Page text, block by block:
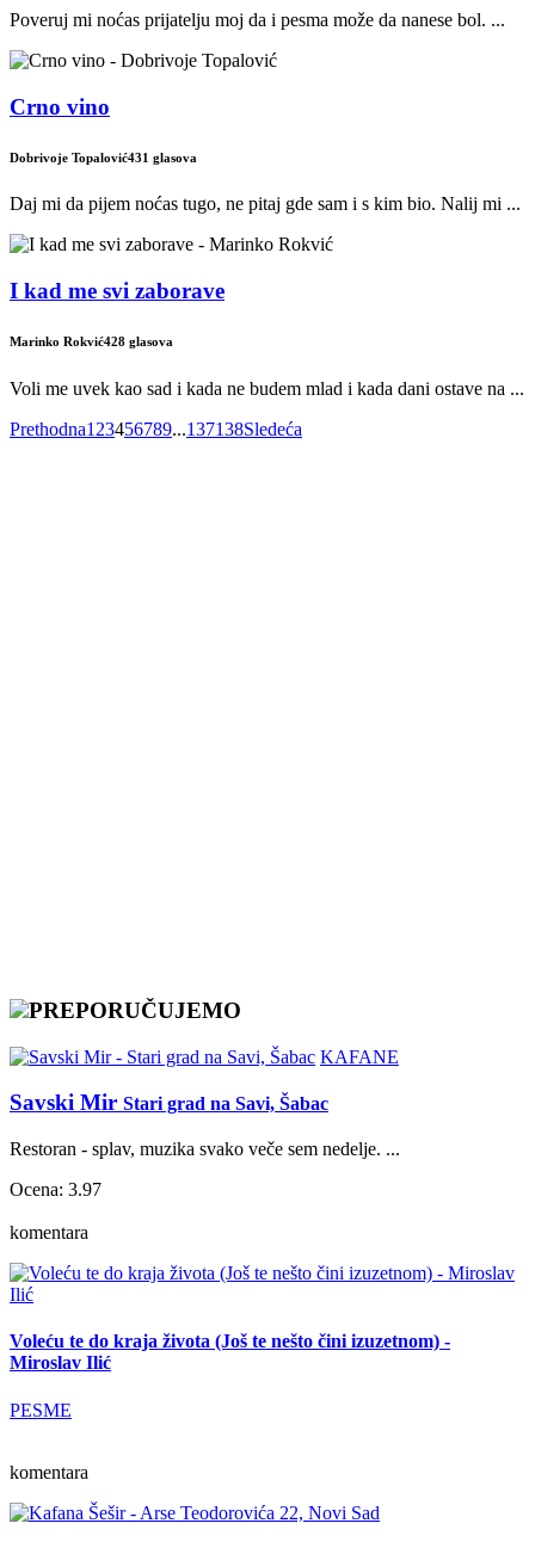
Poveruj mi noćas prijatelju moj da i pesma može da nanese bol. ...
Crno vino
Dobrivoje Topalović431 glasova
Daj mi da pijem noćas tugo, ne pitaj gde sam i s kim bio. Nalij mi ...
I kad me svi zaborave
Marinko Rokvić428 glasova
Voli me uvek kao sad i kada ne budem mlad i kada dani ostave na ...
Prethodna1 23456789...137138Sledeća
PREPORUČUJEMO
KAFANE
Savski Mir Stari grad na Savi, Šabac
Restoran - splav, muzika svako veče sem nedelje. ...
Ocena: 3.97
komentara
Voleću te do kraja života (Još te nešto čini izuzetnom) -
Miroslav Ilić
PESME
komentara